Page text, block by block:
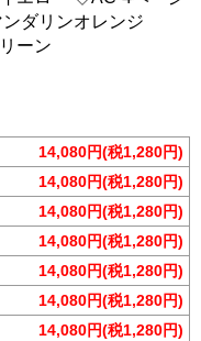
ダリンオレンジ
ーン
14,080円(税1,280円)
14,080円(税1,280円)
14,080円(税1,280円)
14,080円(税1,280円)
14,080円(税1,280円)
14,080円(税1,280円)
14,080円(税1,280円)